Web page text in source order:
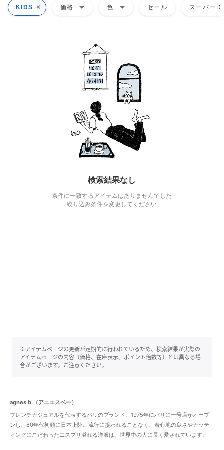
KIDS 価格 arrow_drop_down 色 arrow_drop_down セール スーパー
検索結果なし
条件に一致するアイテムはありませんでした
絞り込み条件を変更してください
※アイテムページの更新が定期的に行われているため、検索結果が実際の
アイテムページの内容（価格、在庫表示、ポイント倍数等）とは異なる場
合がございます。ご注意ください。
agnes b.（アニエスベー）
フレンチカジュアルを代表するパリのブランド。1975年にパリに一号店がオープ
ンし、80年代初頭に日本上陸。流行に捉われることなく、着心地の良さやカッテ
ィングにこだわったエスプリ溢れる洋服は、世界中の人に長く愛されています。